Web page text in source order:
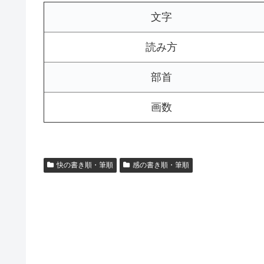
文字
読み方
部首
画数
快の書き順・筆順 感の書き順・筆順